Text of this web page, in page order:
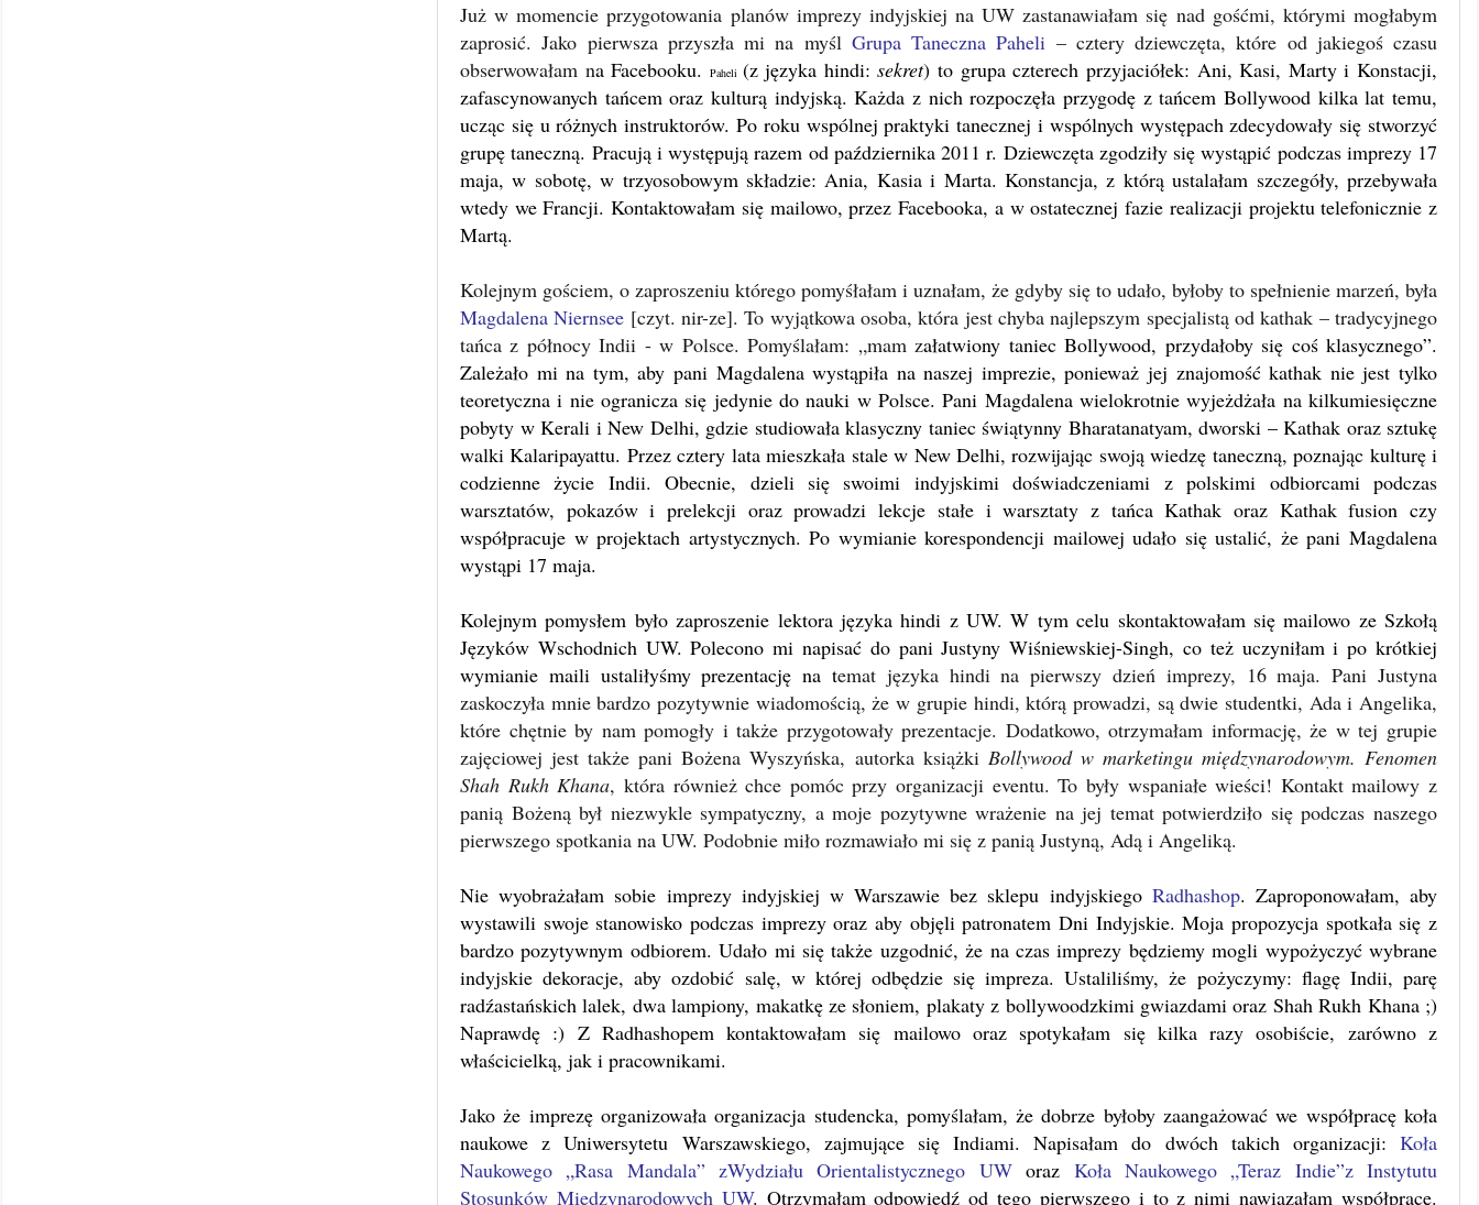
Już w momencie przygotowania planów imprezy indyjskiej na UW zastanawiałam się nad gośćmi, którymi mogłabym
zaprosić. Jako pierwsza przyszła mi na myśl Grupa Taneczna Paheli – cztery dziewczęta, które od jakiegoś czasu
obserwowałam na Facebooku. Paheli (z języka hindi:sekret) to grupa czterech przyjaciółek: Ani, Kasi, Marty i Konstacji,
zafascynowanych tańcem oraz kulturą indyjską. Każda z nich rozpoczęła przygodę z tańcem Bollywood kilka lat temu,
ucząc się u różnych instruktorów. Po roku wspólnej praktyki tanecznej i wspólnych występach zdecydowały się stworzyć
grupę taneczną. Pracują i występują razem od października 2011 r. Dziewczęta zgodziły się wystąpić podczas imprezy 17
maja, w sobotę, w trzyosobowym składzie: Ania, Kasia i Marta. Konstancja, z którą ustalałam szczegóły, przebywała
wtedy we Francji. Kontaktowałam się mailowo, przez Facebooka, a w ostatecznej fazie realizacji projektu telefonicznie z
Martą.
Kolejnym gościem, o zaproszeniu którego pomyśłałam i uznałam, że gdyby się to udało, byłoby to spełnienie marzeń, była
Magdalena Niernsee [czyt. nir-ze]. To wyjątkowa osoba, która jest chyba najlepszym specjalistą od kathak – tradycyjnego
tańca z północy Indii - w Polsce. Pomyślałam: „mam załatwiony taniec Bollywood, przydałoby się coś klasycznego”.
Zależało mi na tym, aby pani Magdalena wystąpiła na naszej imprezie, ponieważ jej znajomość kathak nie jest tylko
teoretyczna i nie ogranicza się jedynie do nauki w Polsce. Pani Magdalena wielokrotnie wyjeżdżała na kilkumiesięczne
pobyty w Kerali i New Delhi, gdzie studiowała klasyczny taniec świątynny Bharatanatyam, dworski – Kathak oraz sztukę
walki Kalaripayattu. Przez cztery latamieszkała stale w New Delhi, rozwijając swoją wiedzę taneczną, poznając kulturę i
codzienne życie Indii. Obecnie, dzieli się swoimi indyjskimi doświadczeniami z polskimi odbiorcami podczas
warsztatów, pokazów i prelekcji oraz prowadzi lekcje stałe i warsztaty z tańca Kathak oraz Kathak fusion czy
współpracuje w projektach artystycznych. Po wymianie korespondencji mailowej udało się ustalić, że pani Magdalena
wystąpi 17 maja.
Kolejnym pomysłem było zaproszenie lektora języka hindi z UW. W tym celu skontaktowałam się mailowo ze Szkołą
Języków Wschodnich UW. Polecono mi napisać do pani Justyny Wiśniewskiej-Singh, co też uczyniłam i po krótkiej
wymianie maili ustaliłyśmy prezentację na temat języka hindi na pierwszy dzień imprezy, 16 maja. Pani Justyna
zaskoczyła mnie bardzo pozytywnie wiadomością, że w grupie hindi, którą prowadzi, są dwie studentki, Ada i Angelika,
które chętnie by nam pomogły i także przygotowały prezentacje. Dodatkowo, otrzymałam informację, że w tej grupie
zajęciowej jest także pani Bożena Wyszyńska, autorka książki Bollywood w marketingu międzynarodowym. Fenomen
Shah Rukh Khana, która również chce pomóc przy organizacji eventu. To były wspaniałe wieści! Kontakt mailowy z
panią Bożeną był niezwykle sympatyczny, a moje pozytywne wrażenie na jej temat potwierdziło się podczas naszego
pierwszego spotkania na UW. Podobnie miło rozmawiało mi się z panią Justyną, Adą i Angeliką.
Nie wyobrażałam sobie imprezy indyjskiej w Warszawie bez sklepu indyjskiego Radhashop. Zaproponowałam, aby
wystawili swoje stanowisko podczas imprezy oraz aby objęli patronatem Dni Indyjskie. Moja propozycja spotkała się z
bardzo pozytywnym odbiorem. Udało mi się także uzgodnić, że na czas imprezy będziemy mogli wypożyczyć wybrane
indyjskie dekoracje, aby ozdobić salę, w której odbędzie się impreza. Ustaliliśmy, że pożyczymy: flagę Indii, parę
radźastańskich lalek, dwa lampiony, makatkę ze słoniem, plakaty z bollywoodzkimi gwiazdami oraz Shah Rukh Khana ;)
Naprawdę :) Z Radhashopem kontaktowałam się mailowo oraz spotykałam się kilka razy osobiście, zarówno z
właścicielką, jak i pracownikami.
Jako że imprezę organizowała organizacja studencka, pomyślałam, że dobrze byłoby zaangażować we współpracę koła
naukowe z Uniwersytetu Warszawskiego, zajmujące się Indiami. Napisałam do dwóch takich organizacji: Koła
Naukowego „Rasa Mandala” zWydziału Orientalistycznego UWoraz Koła Naukowego „Teraz Indie”z Instytutu
Stosunków Miedzynarodowych UW. Otrzymałam odpowiedź od tego pierwszego i to z nimi nawiązałam współpracę.